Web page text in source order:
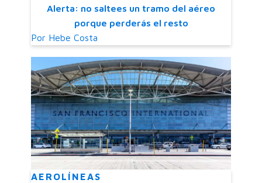
Alerta: no saltees un tramo del aéreo
porque perderás el resto
Por Hebe Costa
AEROLÍNEAS